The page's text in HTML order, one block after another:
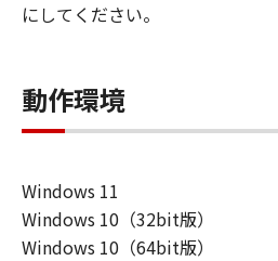
にしてください。
動作環境
Windows 11
Windows 10（32bit版）
Windows 10（64bit版）